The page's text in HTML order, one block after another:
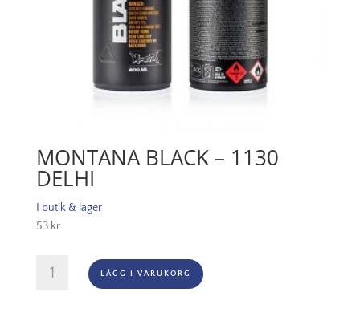
MONTANA BLACK – 1130
DELHI
I butik & lager
53 kr
Black
LÄGG I VARUKORG